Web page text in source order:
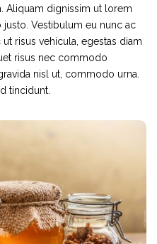
Aliquam dignissim ut lorem
Vestibulum eu nunc ac
risus vehicula, egestas diam
risus nec commodo
nisl ut, commodo urna.
tincidunt.